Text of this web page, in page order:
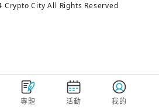
專題 活動 我的
City All Rights Reserved